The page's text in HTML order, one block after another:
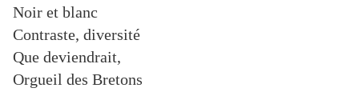
Noir et blanc
Contraste, diversité
Que deviendrait,
Orgueil des Bretons